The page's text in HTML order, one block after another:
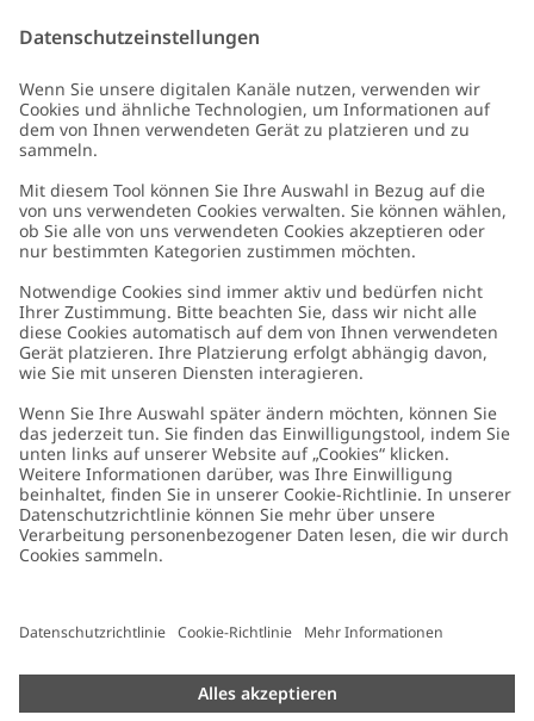
Schicken
Kundenservice
Kontaktieren Sie uns
FAQ
Barrierefreiheit
Datenschutzrichtlinie
Cookie-Richtlinie
Größenratgeber
Über uns
Über Newbie
Nachhaltigkeit
Impressum
Presse
Germany Standort ändern
Cookies